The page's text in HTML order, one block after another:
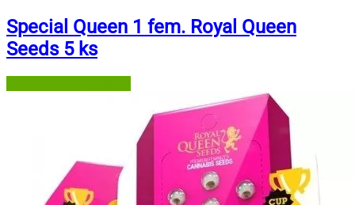
Special Queen 1 fem. Royal Queen
Seeds 5 ks